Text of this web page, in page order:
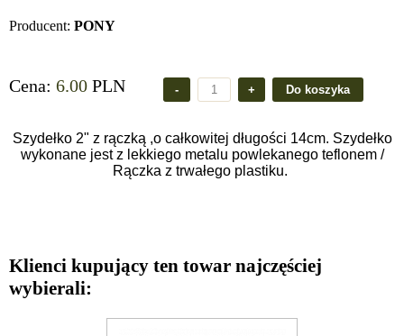
Producent: PONY
Cena: 6.00 PLN
Szydełko 2" z rączką ,o całkowitej długości 14cm. Szydełko
wykonane jest z lekkiego metalu powlekanego teflonem /
Rączka z trwałego plastiku.
Klienci kupujący ten towar najczęściej
wybierali: